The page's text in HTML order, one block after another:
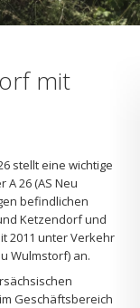
mit
stellt eine wichtige
A 26 (AS Neu
befindlichen
Ketzendorf und
2011 unter Verkehr
Wulmstorf) an.
Geschäftsbereich